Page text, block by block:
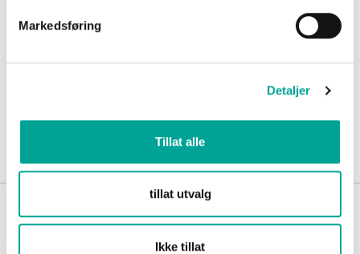
Markedsføring
Detaljer
Tillat alle
tillat utvalg
Ikke tillat
Opprettelse av konto har mange fordeler: Raskere
Wrks
arbeidsklær
Kundeinformasjon
Salgsbetingelser